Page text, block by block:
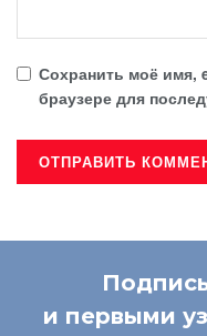
Сохранить моё имя,
браузере для
и первыми